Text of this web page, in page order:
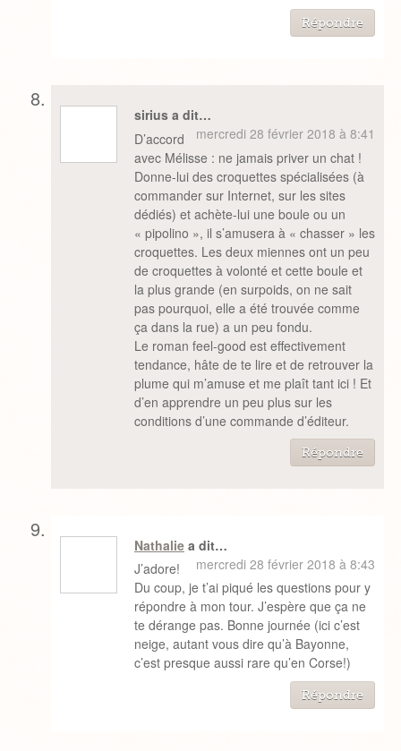
Répondre
sirius a dit…
mercredi 28 février 2018 à 8:41
D’accord
avec Mélisse : ne jamais priver un chat !
Donne-lui des croquettes spécialisées (à
commander sur Internet, sur les sites
dédiés) et achète-lui une boule ou un
« pipolino », il s’amusera à « chasser » les
croquettes. Les deux miennes ont un peu
de croquettes à volonté et cette boule et
la plus grande (en surpoids, on ne sait
pas pourquoi, elle a été trouvée comme
ça dans la rue) a un peu fondu.
Le roman feel-good est effectivement
tendance, hâte de te lire et de retrouver la
plume qui m’amuse et me plaît tant ici ! Et
d’en apprendre un peu plus sur les
conditions d’une commande d’éditeur.
Répondre
Nathaliea dit…
mercredi 28 février 2018 à 8:43
J’adore!
Du coup, je t’ai piqué les questions pour y
répondre à mon tour. J’espère que ça ne
te dérange pas. Bonne journée (ici c’est
neige, autant vous dire qu’à Bayonne,
c’est presque aussi rare qu’en Corse!)
Répondre